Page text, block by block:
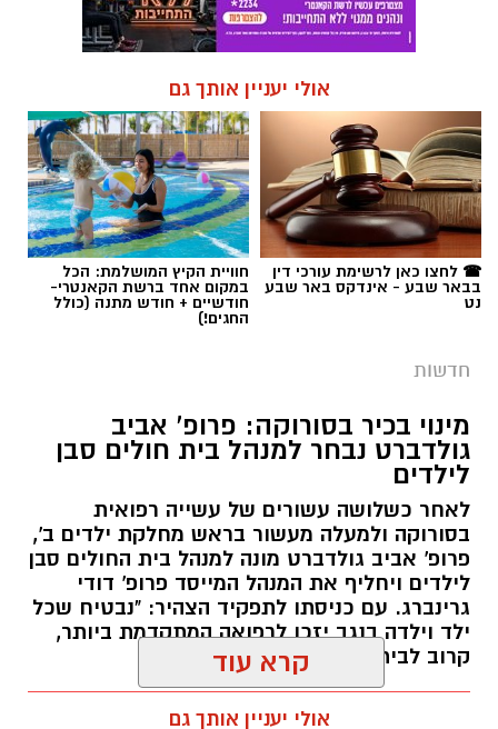
אולי יעניין אותך גם
☎ לחצו כאן לרשימת עורכי דין
בבאר שבע - אינדקס באר שבע
נט
חוויית הקיץ המושלמת: הכל
במקום אחד ברשת הקאנטרי-
חודשיים + חודש מתנה (כולל
החגים!)
חדשות
מינוי בכיר בסורוקה: פרופ' אביב
גולדברט נבחר למנהל בית חולים סבן
לילדים
לאחר כשלושה עשורים של עשייה רפואית
בסורוקה ולמעלה מעשור בראש מחלקת ילדים ב',
פרופ' אביב גולדברט מונה למנהל בית החולים סבן
לילדים ויחליף את המנהל המייסד פרופ' דודי
גרינברג. עם כניסתו לתפקיד הצהיר: "נבטיח שכל
ילד וילדה בנגב יזכו לרפואה המתקדמת ביותר,
קרוב לבית".
קרא עוד
אולי יעניין אותך גם